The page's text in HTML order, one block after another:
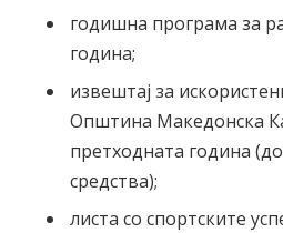
годишна програма за
година;
извештај за
Општина Македонска
претходната година
средства);
листа со спортските